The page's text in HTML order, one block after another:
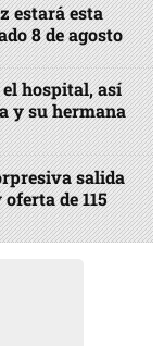
estará esta
8 de agosto
el hospital, así
y su hermana
salida
de 115